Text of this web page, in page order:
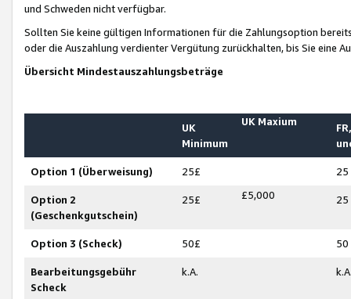
und Schweden nicht verfügbar.
Sollten Sie keine gültigen Informationen für die Zahlungsoption
oder die Auszahlung verdienter Vergütung zurückhalten, bis Sie
Übersicht Mindestauszahlungsbeträge
UK
Minimum
UK Maxium
Option 1 (Überweisung) 25£ 25
Option 2
(Geschenkgutschein)
25£ £5,000 25
Option 3 (Scheck) 50£ 50
Bearbeitungsgebühr
Scheck
k.A.